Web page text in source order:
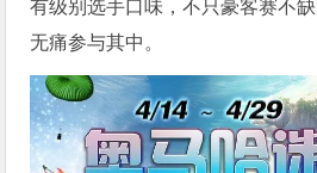
有级别选手口味，不只豪客赛不
无痛参与其中。